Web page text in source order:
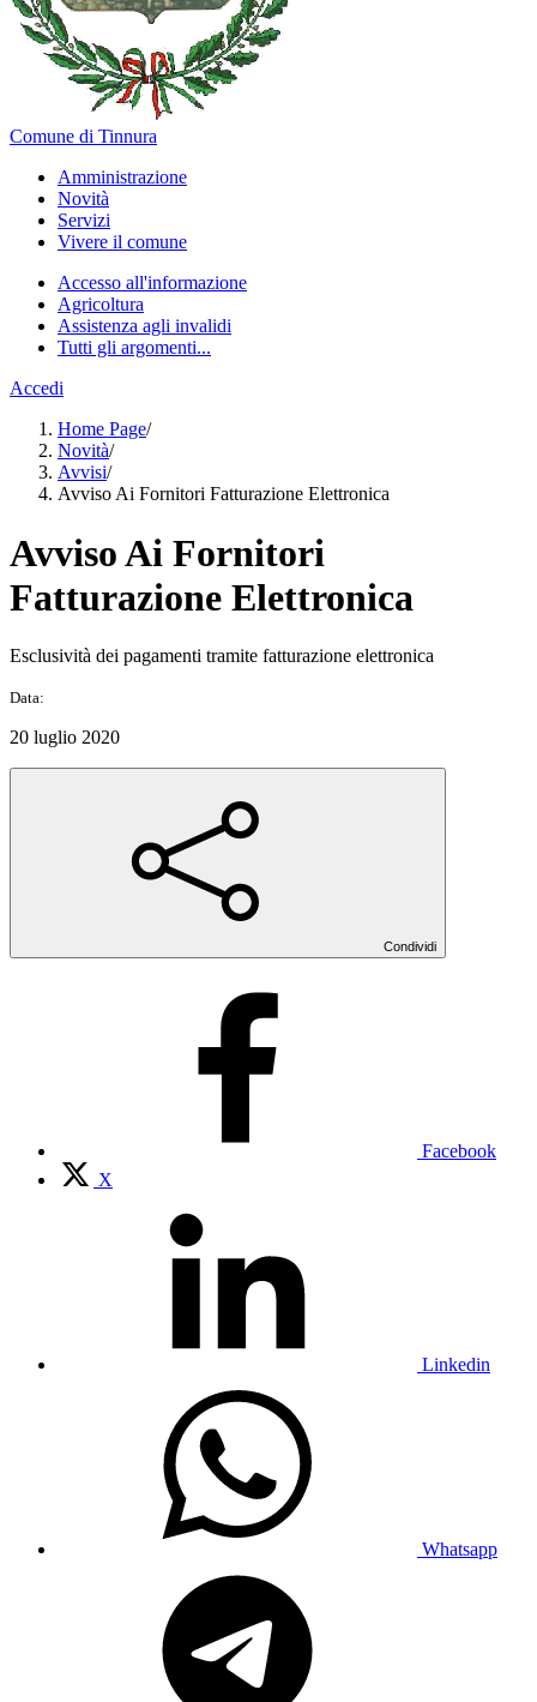
Comune di Tinnura
Amministrazione
Novità
Servizi
Vivere il comune
Accesso all'informazione
Agricoltura
Assistenza agli invalidi
Tutti gli argomenti...
Accedi
Home Page/
Novità/
Avvisi/
Avviso Ai Fornitori Fatturazione Elettronica
Avviso Ai Fornitori
Fatturazione Elettronica
Esclusività dei pagamenti tramite fatturazione elettronica
Data:
20 luglio 2020
Condividi
Facebook
X
Linkedin
Whatsapp